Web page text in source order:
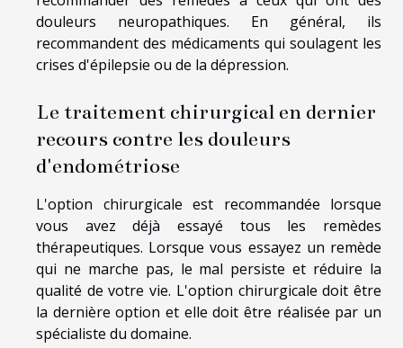
douleurs neuropathiques. En général, ils
recommandent des médicaments qui soulagent les
crises d'épilepsie ou de la dépression.
Le traitement chirurgical en dernier
recours contre les douleurs
d'endométriose
L'option chirurgicale est recommandée lorsque
vous avez déjà essayé tous les remèdes
thérapeutiques. Lorsque vous essayez un remède
qui ne marche pas, le mal persiste et réduire la
qualité de votre vie. L'option chirurgicale doit être
la dernière option et elle doit être réalisée par un
spécialiste du domaine.